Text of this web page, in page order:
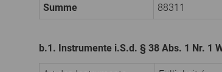
Summe
88311
b.1. Instrumente i.S.d. § 38 Abs. 1 Nr. 1